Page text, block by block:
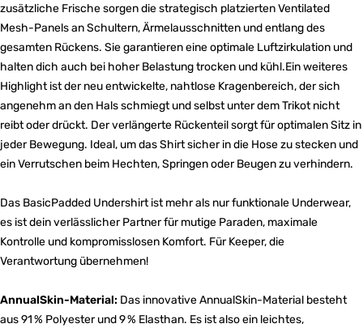
zusätzliche Frische sorgen die strategisch platzierten Ventilated
Mesh-Panels an Schultern, Ärmelausschnitten und entlang des
gesamten Rückens. Sie garantieren eine optimale Luftzirkulation und
halten dich auch bei hoher Belastung trocken und kühl.Ein weiteres
Highlight ist der neu entwickelte, nahtlose Kragenbereich, der sich
angenehm an den Hals schmiegt und selbst unter dem Trikot nicht
reibt oder drückt. Der verlängerte Rückenteil sorgt für optimalen Sitz in
jeder Bewegung. Ideal, um das Shirt sicher in die Hose zu stecken und
ein Verrutschen beim Hechten, Springen oder Beugen zu verhindern.
Das BasicPadded Undershirt ist mehr als nur funktionale Underwear,
es ist dein verlässlicher Partner für mutige Paraden, maximale
Kontrolle und kompromisslosen Komfort. Für Keeper, die
Verantwortung übernehmen!
AnnualSkin-Material: Das innovative AnnualSkin-Material besteht
aus 91 % Polyester und 9 % Elasthan. Es ist also ein leichtes,